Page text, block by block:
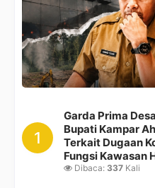
1
Garda Prima
Bupati Kampar
Terkait Dugaan
Fungsi Kawasan
Dibaca: 337 Kali